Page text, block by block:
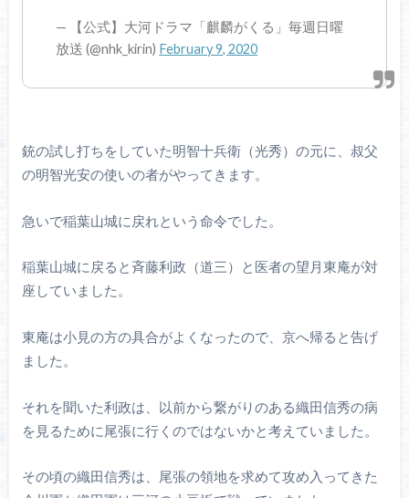
— 【公式】大河ドラマ「麒麟がくる」毎週日曜
放送 (@nhk_kirin) February 9, 2020
銃の試し打ちをしていた明智十兵衛（光秀）の元に、叔父
の明智光安の使いの者がやってきます。
急いで稲葉山城に戻れという命令でした。
稲葉山城に戻ると斉藤利政（道三）と医者の望月東庵が対
座していました。
東庵は小見の方の具合がよくなったので、京へ帰ると告げ
ました。
それを聞いた利政は、以前から繋がりのある織田信秀の病
を見るために尾張に行くのではないかと考えていました。
その頃の織田信秀は、尾張の領地を求めて攻め入ってきた